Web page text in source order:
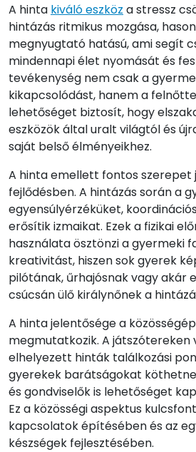
A hinta kiváló eszköz a stressz
hintázás ritmikus mozgása,
megnyugtató hatású, ami segít
mindennapi élet nyomását és
tevékenység nem csak a
kikapcsolódást, hanem a
lehetőséget biztosít, hogy
eszközök által uralt világtól és
saját belső élményeikhez.
A hinta emellett fontos szerepet
fejlődésben. A hintázás során a
egyensúlyérzéküket,
erősítik izmaikat. Ezek a fizikai
használata ösztönzi a gyermeki
kreativitást, hiszen sok gyerek
pilótának, űrhajósnak vagy akár
csúcsán ülő királynőnek a
A hinta jelentősége a
megmutatkozik. A játszótereken
elhelyezett hinták találkozási
gyerekek barátságokat
és gondviselők is lehetőséget
Ez a közösségi aspektus
kapcsolatok építésében és az
készségek fejlesztésében.